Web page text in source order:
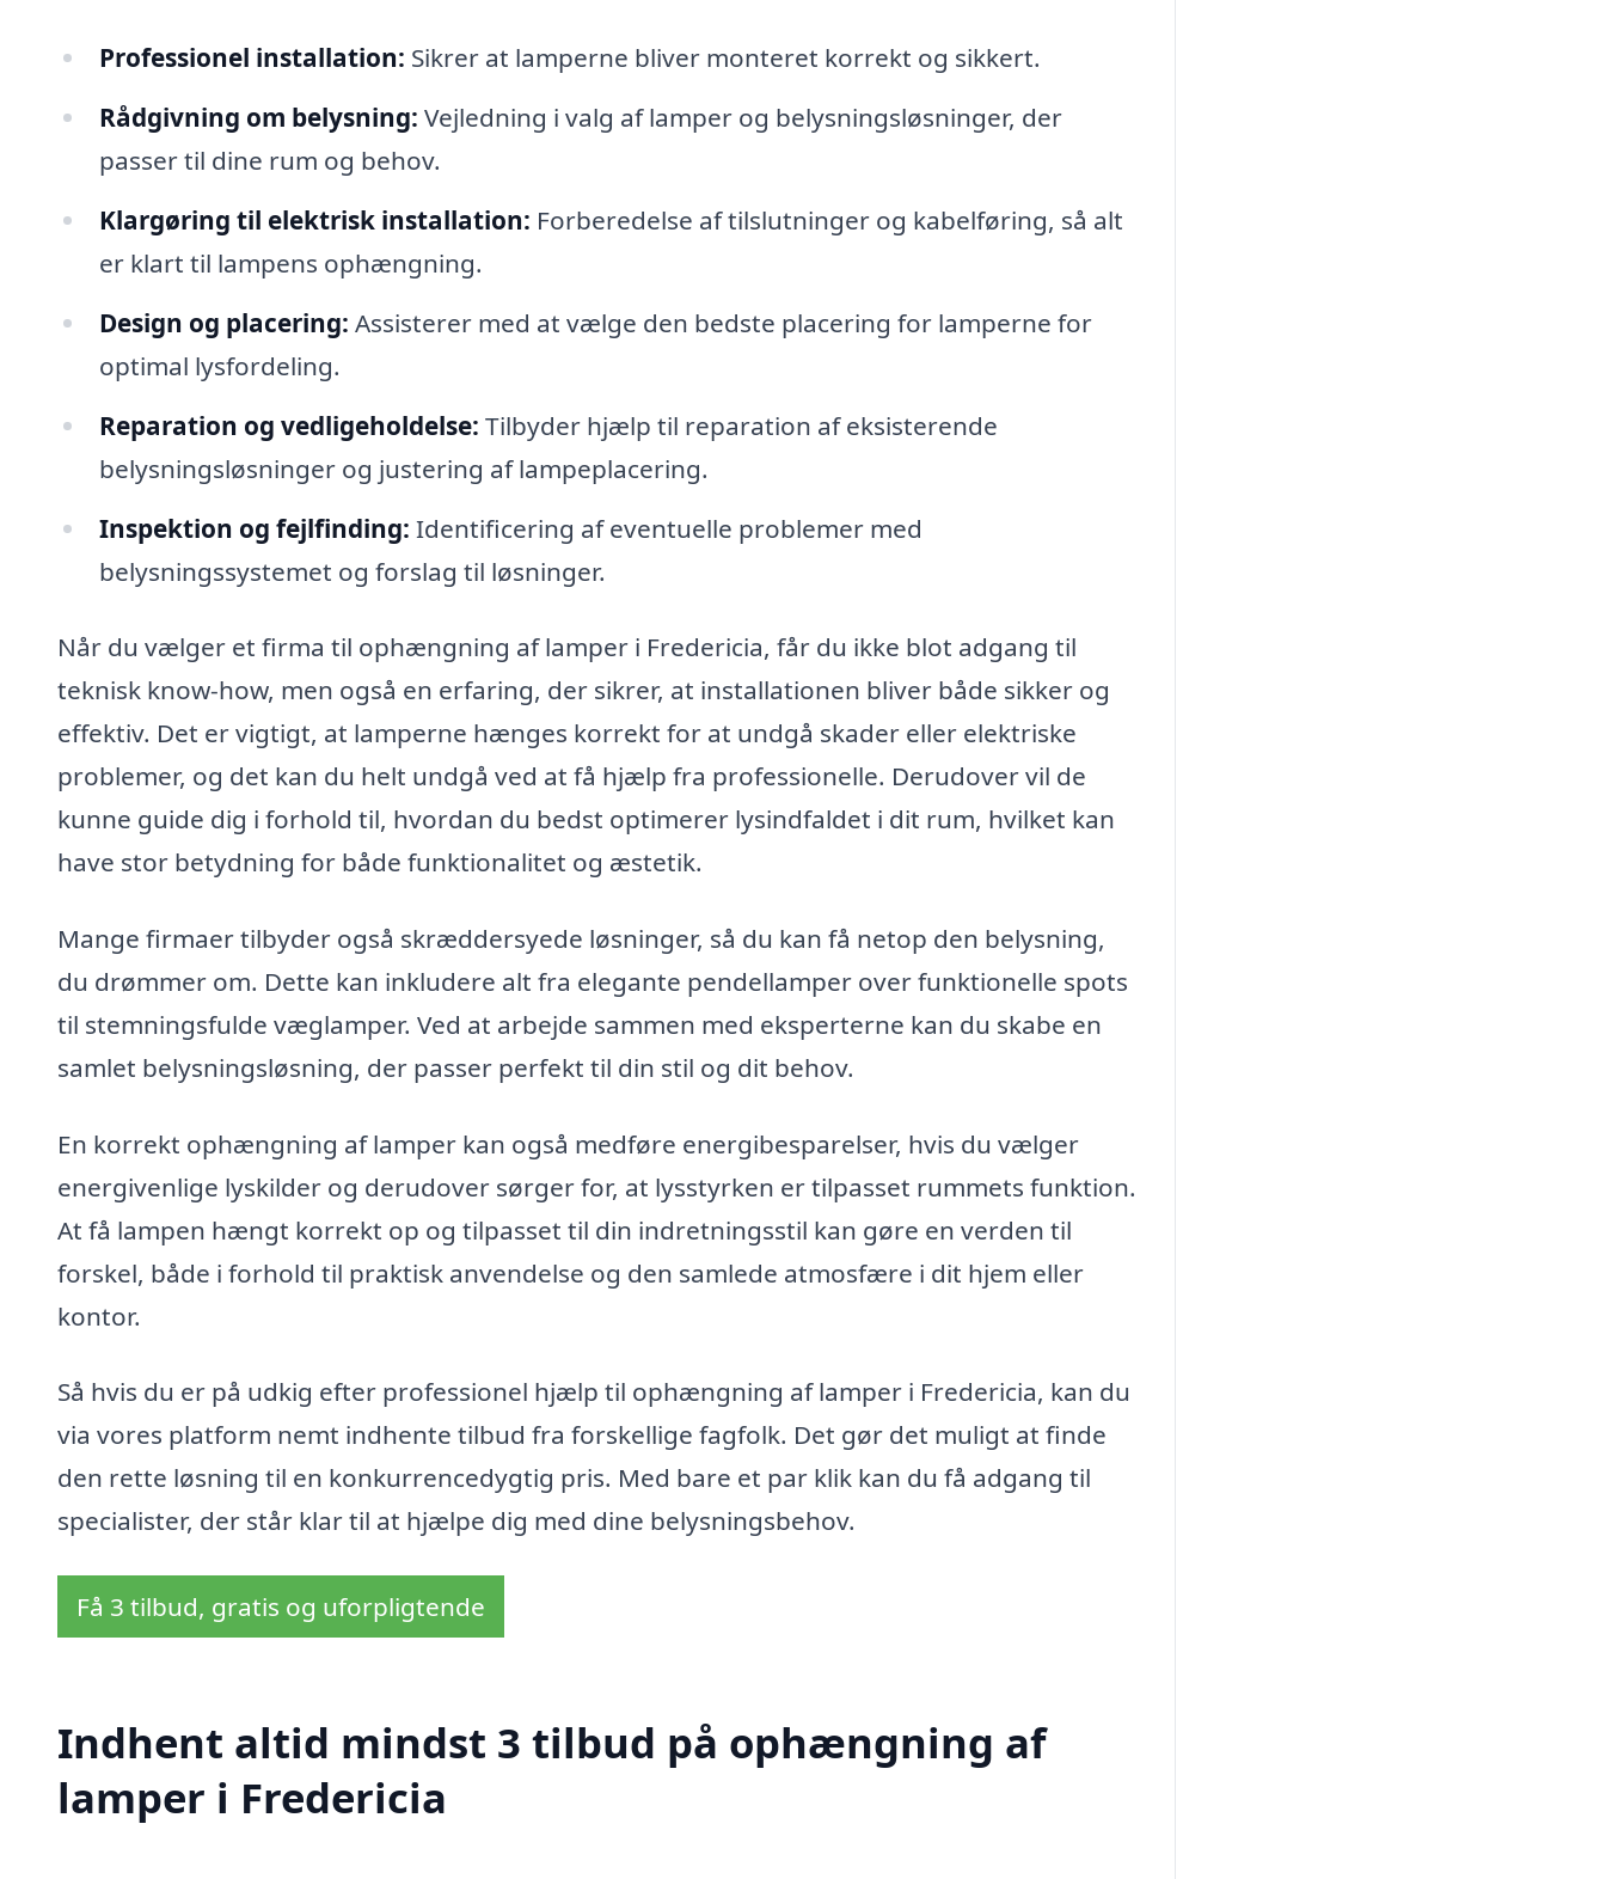
Professionel installation: Sikrer at lamperne bliver monteret korrekt og sikkert.
Rådgivning om belysning: Vejledning i valg af lamper og belysningsløsninger, der
passer til dine rum og behov.
Klargøring til elektrisk installation: Forberedelse af tilslutninger og kabelføring, så alt
er klart til lampens ophængning.
Design og placering: Assisterer med at vælge den bedste placering for lamperne for
optimal lysfordeling.
Reparation og vedligeholdelse: Tilbyder hjælp til reparation af eksisterende
belysningsløsninger og justering af lampeplacering.
Inspektion og fejlfinding: Identificering af eventuelle problemer med
belysningssystemet og forslag til løsninger.
Når du vælger et firma til ophængning af lamper i Fredericia, får du ikke blot adgang til
teknisk know-how, men også en erfaring, der sikrer, at installationen bliver både sikker og
effektiv. Det er vigtigt, at lamperne hænges korrekt for at undgå skader eller elektriske
problemer, og det kan du helt undgå ved at få hjælp fra professionelle. Derudover vil de
kunne guide dig i forhold til, hvordan du bedst optimerer lysindfaldet i dit rum, hvilket kan
have stor betydning for både funktionalitet og æstetik.
Mange firmaer tilbyder også skræddersyede løsninger, så du kan få netop den belysning,
du drømmer om. Dette kan inkludere alt fra elegante pendellamper over funktionelle spots
til stemningsfulde væglamper. Ved at arbejde sammen med eksperterne kan du skabe en
samlet belysningsløsning, der passer perfekt til din stil og dit behov.
En korrekt ophængning af lamper kan også medføre energibesparelser, hvis du vælger
energivenlige lyskilder og derudover sørger for, at lysstyrken er tilpasset rummets funktion.
At få lampen hængt korrekt op og tilpasset til din indretningsstil kan gøre en verden til
forskel, både i forhold til praktisk anvendelse og den samlede atmosfære i dit hjem eller
kontor.
Så hvis du er på udkig efter professionel hjælp til ophængning af lamper i Fredericia, kan du
via vores platform nemt indhente tilbud fra forskellige fagfolk. Det gør det muligt at finde
den rette løsning til en konkurrencedygtig pris. Med bare et par klik kan du få adgang til
specialister, der står klar til at hjælpe dig med dine belysningsbehov.
Få 3 tilbud, gratis og uforpligtende
Indhent altid mindst 3 tilbud på ophængning af
lamper i Fredericia